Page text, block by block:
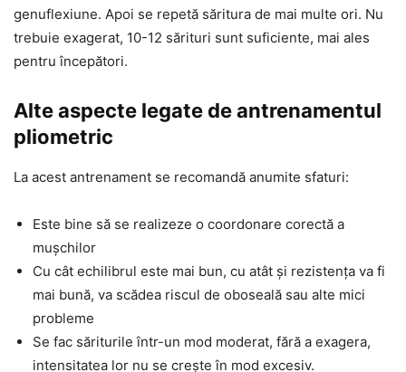
genuflexiune. Apoi se repetă săritura de mai multe ori. Nu
trebuie exagerat, 10-12 sărituri sunt suficiente, mai ales
pentru începători.
Alte aspecte legate de antrenamentul
pliometric
La acest antrenament se recomandă anumite sfaturi:
Este bine să se realizeze o coordonare corectă a
mușchilor
Cu cât echilibrul este mai bun, cu atât și rezistența va fi
mai bună, va scădea riscul de oboseală sau alte mici
probleme
Se fac săriturile într-un mod moderat, fără a exagera,
intensitatea lor nu se crește în mod excesiv.